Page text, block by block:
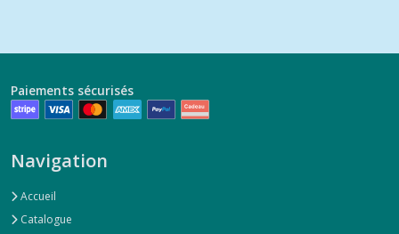
Paiements sécurisés
Navigation
Accueil
Catalogue